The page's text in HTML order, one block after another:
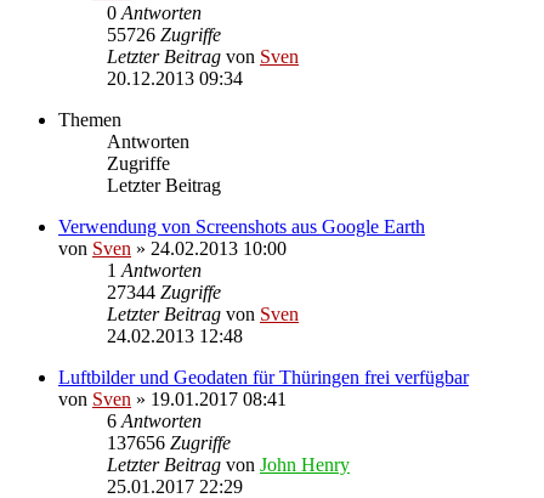
0 Antworten
55726 Zugriffe
Letzter Beitrag von Sven
20.12.2013 09:34
Themen
Antworten
Zugriffe
Letzter Beitrag
Verwendung von Screenshots aus Google Earth
von Sven » 24.02.2013 10:00
1 Antworten
27344 Zugriffe
Letzter Beitrag von Sven
24.02.2013 12:48
Luftbilder und Geodaten für Thüringen frei verfügbar
von Sven » 19.01.2017 08:41
6 Antworten
137656 Zugriffe
Letzter Beitrag von John Henry
25.01.2017 22:29